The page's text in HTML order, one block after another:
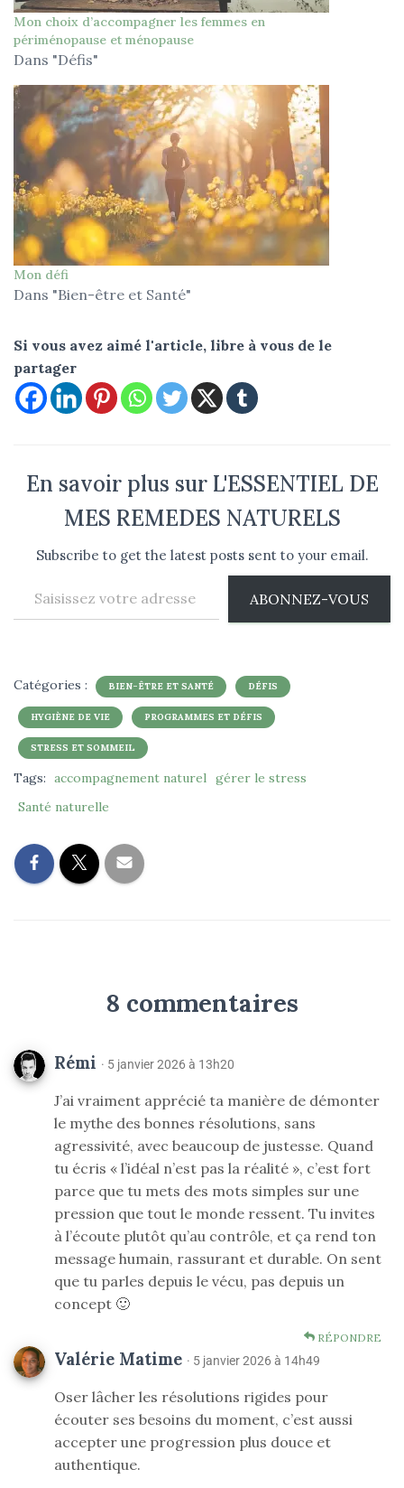
Mon choix d’accompagner les femmes en
périménopause et ménopause
Dans "Défis"
Mon défi
Dans "Bien-être et Santé"
Si vous avez aimé l'article, libre à vous de le
partager
En savoir plus sur L'ESSENTIEL DE
MES REMEDES NATURELS
Subscribe to get the latest posts sent to your email.
ABONNEZ-VOUS
Catégories : BIEN-ÊTRE ET SANTÉ DÉFIS
HYGIÈNE DE VIE PROGRAMMES ET DÉFIS
STRESS ET SOMMEIL
Tags: accompagnement naturel gérer le stress
Santé naturelle
8 commentaires
Rémi · 5 janvier 2026 à 13h20
J’ai vraiment apprécié ta manière de démonter
le mythe des bonnes résolutions, sans
agressivité, avec beaucoup de justesse. Quand
tu écris « l’idéal n’est pas la réalité », c’est fort
parce que tu mets des mots simples sur une
pression que tout le monde ressent. Tu invites
à l’écoute plutôt qu’au contrôle, et ça rend ton
message humain, rassurant et durable. On sent
que tu parles depuis le vécu, pas depuis un
concept 🙂
RÉPONDRE
Valérie Matime · 5 janvier 2026 à 14h49
Oser lâcher les résolutions rigides pour
écouter ses besoins du moment, c’est aussi
accepter une progression plus douce et
authentique.